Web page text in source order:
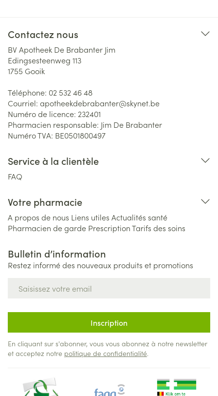
Contactez nous
BV Apotheek De Brabanter Jim
Edingsesteenweg 113
1755 Gooik
Téléphone: 02 532 46 48
Courriel: apotheekdebrabanter@skynet.be
Numéro de licence: 232401
Pharmacien responsable: Jim De Brabanter
Numéro TVA: BE0501800497
Service à la clientèle
FAQ
Votre pharmacie
A propos de nous Liens utiles Actualités santé
Pharmacien de garde PrescriptionTarifs des soins
Bulletin d’information
Restez informé des nouveaux produits et promotions
Inscription
En cliquant sur s'abonner, vous vous abonnez à notre newsletter
et acceptez notre politique de confidentialité.